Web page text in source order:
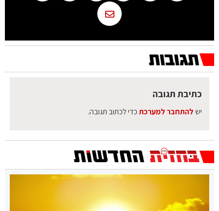
כתיבת תגובה
יש להתחבר למערכתכדי לכתוב תגובה.